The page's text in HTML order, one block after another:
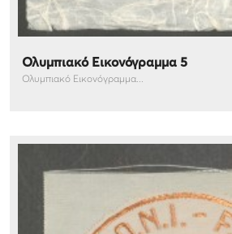
Ολυμπιακό Εικονόγραμμα 5
Ολυμπιακό Εικονόγραμμα...